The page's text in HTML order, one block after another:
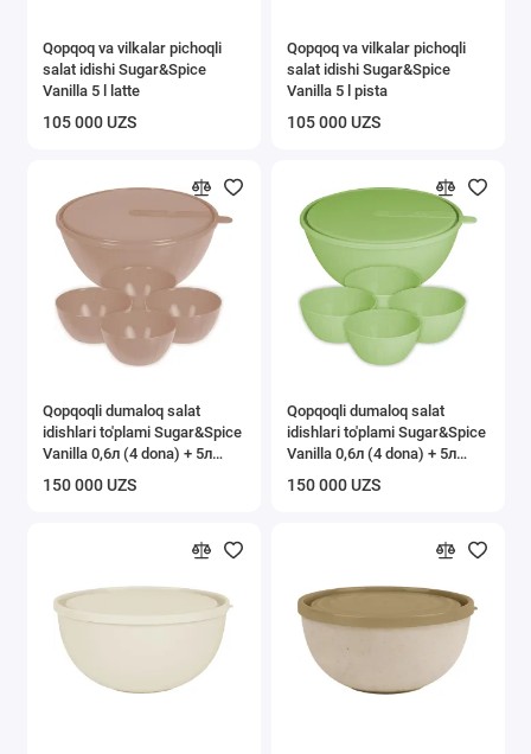
Qopqoq va vilkalar pichoqli
salat idishi Sugar&Spice
Vanilla 5 l latte
105 000 UZS
Qopqoq va vilkalar pichoqli
salat idishi Sugar&Spice
Vanilla 5 l pista
105 000 UZS
Qopqoqli dumaloq salat
idishlari to'plami Sugar&Spice
Vanilla 0,6л (4 dona) + 5л
150 000 UZS
Qopqoqli dumaloq salat
idishlari to'plami Sugar&Spice
Vanilla 0,6л (4 dona) + 5л
150 000 UZS